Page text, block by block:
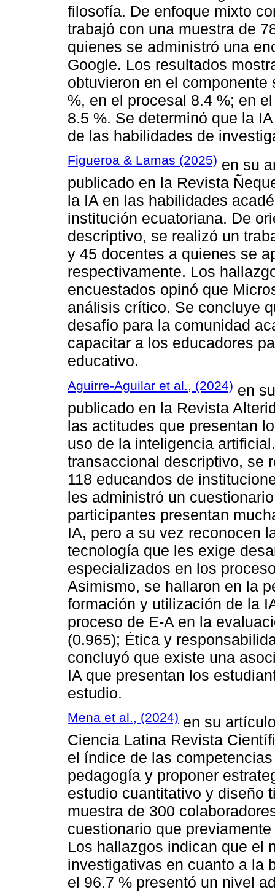
filosofía. De enfoque mixto
trabajó con una muestra de
quienes se administró una
Google. Los resultados
obtuvieron en el
%, en el procesal 8.4 %; en
8.5 %. Se determinó que la
de las habilidades de
Figueroa & Lamas (2025) en su
publicado en la Revista
la IA en las habilidades
institución ecuatoriana. De
descriptivo, se realizó un
y 45 docentes a quienes se
respectivamente. Los
encuestados opinó que
análisis crítico. Se concluye
desafío para la comunidad
capacitar a los educadores
educativo.
Aguirre-Aguilar et al., (2024) en
publicado en la Revista
las actitudes que presentan
uso de la inteligencia
transaccional descriptivo, se
118 educandos de
les administró un
participantes presentan
IA, pero a su vez reconocen
tecnología que les exige
especializados en los
Asimismo, se hallaron en la
formación y utilización de la
proceso de E-A en la
(0.965); Ética y
concluyó que existe una
IA que presentan los
estudio.
Mena et al., (2024) en su
Ciencia Latina Revista
el índice de las
pedagogía y proponer
estudio cuantitativo y diseño
muestra de 300
cuestionario que
Los hallazgos indican que el
investigativas en cuanto a la
el 96.7 % presentó un nivel